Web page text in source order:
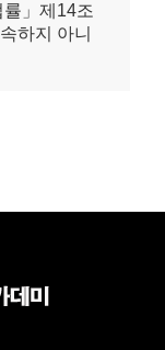
률」제14조
하지 아니